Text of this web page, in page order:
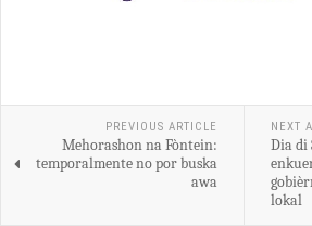
PREVIOUS ARTICLE
Mehorashon na Fòntein:
temporalmente no por buska
awa
NEXT
Dia di
lokal